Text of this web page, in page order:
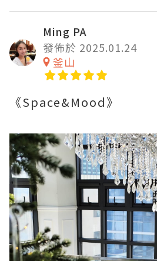
Ming PA
發佈於 2025.01.24
釜山
《Space&Mood》